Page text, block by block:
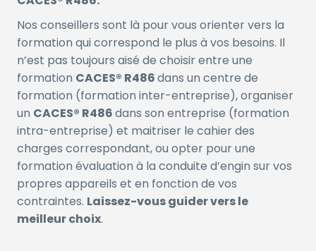
Nos conseillers sont là pour vous orienter vers la
formation qui correspond le plus à vos besoins. Il
n’est pas toujours aisé de choisir entre une
formation CACES® R486dans un centre de
formation (formation inter-entreprise), organiser
un CACES® R486dans son entreprise (formation
intra-entreprise) et maitriser le cahier des
charges correspondant, ou opter pour une
formation évaluation à la conduite d’engin sur vos
propres appareils et en fonction de vos
contraintes. Laissez-vous guider vers le
meilleur choix.